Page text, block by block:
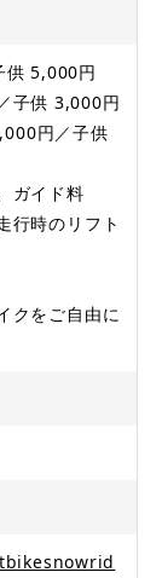
供 5,000円
子供 3,000円
円／子供
ガイド料
行時のリフト
クをご自由に